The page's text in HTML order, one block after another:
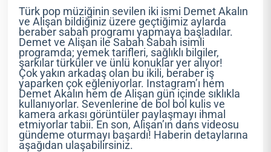
Türk pop müziğinin sevilen iki ismi Demet Akalın
ve Alişan bildiğiniz üzere geçtiğimiz aylarda
beraber sabah programı yapmaya başladılar.
Demet ve Alişan ile Sabah Sabah isimli
programda; yemek tarifleri, sağlıklı bilgiler,
şarkılar türküler ve ünlü konuklar yer alıyor!
Çok yakın arkadaş olan bu ikili, beraber iş
yaparken çok eğleniyorlar. Instagram’ı hem
Demet Akalın hem de Alişan gün içinde sıklıkla
kullanıyorlar. Sevenlerine de bol bol kulis ve
kamera arkası görüntüler paylaşmayı ihmal
etmiyorlar tabii. En son, Alişan’ın dans videosu
gündeme oturmayı başardı! Haberin detaylarına
aşağıdan ulaşabilirsiniz.